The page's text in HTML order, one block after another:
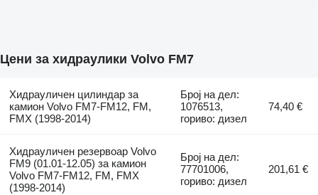
Цени за хидраулики Volvo FM7
Хидрауличен цилиндар за
камион Volvo FM7-FM12, FM,
FMX (1998-2014)
Број на дел:
1076513,
гориво: дизел
74,40 €
Хидрауличен резервоар Volvo
FM9 (01.01-12.05) за камион
Volvo FM7-FM12, FM, FMX
(1998-2014)
Број на дел:
77701006,
гориво: дизел
201,61 €